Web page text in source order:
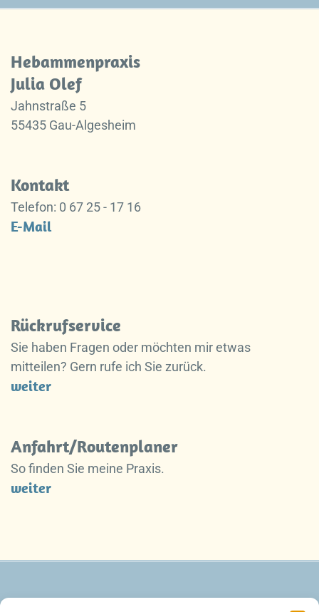
Hebammenpraxis
Julia Olef
Jahnstraße 5
55435 Gau-Algesheim
Kontakt
Telefon: 0 67 25 - 17 16
E-Mail
Rückrufservice
Sie haben Fragen oder möchten mir etwas
mitteilen? Gern rufe ich Sie zurück.
weiter
Anfahrt/Routenplaner
So finden Sie meine Praxis.
weiter